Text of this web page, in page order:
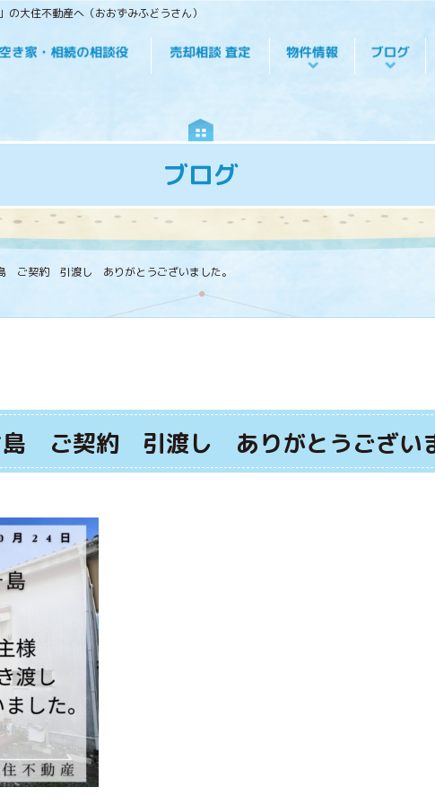
大住不動産へ（おおずみふどうさん）
ブログ
ご契約 引渡し ありがとうございました。
島 ご契約 引渡し ありがとうございま